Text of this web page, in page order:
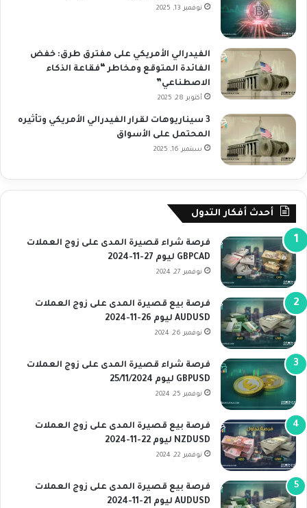
نوفمبر 13, 2025
الفيدرالي الأمريكي على مفترق طرق: خفض
الفائدة المتوقع ومخاطر “فقاعة الذكاء
الاصطناعي”
أكتوبر 28, 2025
3 سيناريوهات لقرار الفيدرالي الأمريكي وتأثيره
المحتمل على الأسواق
سبتمبر 16, 2025
أحدث أفكار التدول
فرصة شراء قصيرة المدى على زوج العملات
GBPCAD ليوم 27-11-2024
نوفمبر 27, 2024
فرصة بيع قصيرة المدى على زوج العملات
AUDUSD ليوم 26-11-2024
نوفمبر 26, 2024
فرصة شراء قصيرة المدى على زوج العملات
GBPUSD ليوم 25/11/2024
نوفمبر 25, 2024
فرصة بيع قصيرة المدى على زوج العملات
NZDUSD ليوم 22-11-2024
نوفمبر 22, 2024
فرصة بيع قصيرة المدى على زوج العملات
AUDUSD ليوم 21-11-2024